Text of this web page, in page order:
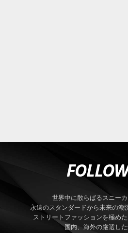
世界中に散らばるスニー
永遠のスタンダードから未来の潮
ストリートファッションを極め
国内、海外の厳選し